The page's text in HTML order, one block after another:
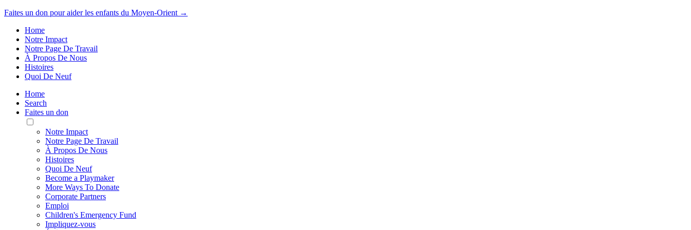
Faites un don pour aider les enfants du Moyen-Orient →
Home
Notre Impact
Notre Page De Travail
À Propos De Nous
Histoires
Quoi De Neuf
Home
Search
Faites un don
Toggle
Mobile
Menu
Notre Impact
Notre Page De Travail
À Propos De Nous
Histoires
Quoi De Neuf
Become a Playmaker
More Ways To Donate
Corporate Partners
Emploi
Children's Emergency Fund
Impliquez-vous